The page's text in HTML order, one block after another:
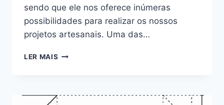
sendo que ele nos oferece inúmeras
possibilidades para realizar os nossos
projetos artesanais. Uma das…
LER MAIS MOLDES
EVA